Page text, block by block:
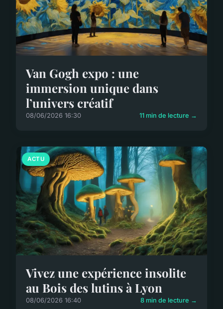
Van Gogh expo : une
immersion unique dans
l’univers créatif
08/06/2026 16:30 11 min de lecture →
ACTU
Vivez une expérience insolite
au Bois des lutins à Lyon
08/06/2026 16:40 8 min de lecture →